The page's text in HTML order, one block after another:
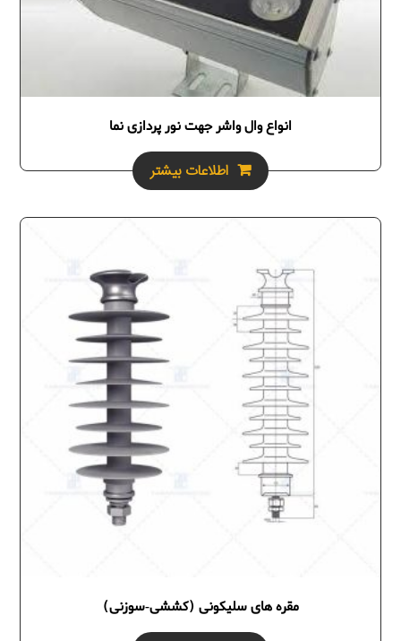
انواع وال واشر جهت نور پردازی نما
اطلاعات بیشتر
مقره هاى سليكونى (كششى-سوزنى)